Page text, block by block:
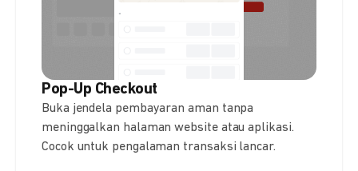
Pop-Up Checkout
Buka jendela pembayaran aman tanpa
meninggalkan halaman website atau aplikasi.
Cocok untuk pengalaman transaksi lancar.